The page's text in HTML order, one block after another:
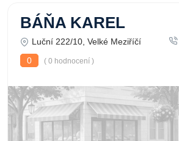
BÁŇA KAREL
Luční 222/10, Velké Meziříčí
0
( 0 hodnocení )